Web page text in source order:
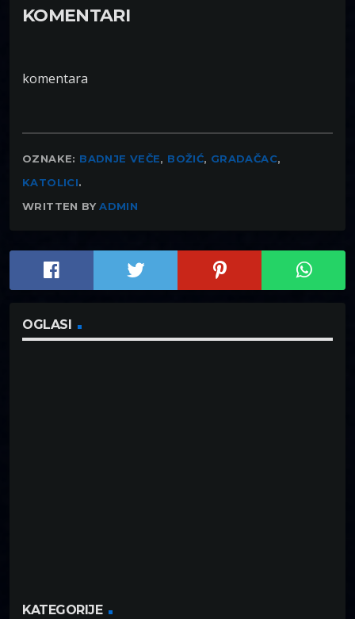
KOMENTARI
komentara
OZNAKE: BADNJE VEČE, BOŽIĆ, GRADAČAC,
KATOLICI.
WRITTEN BYADMIN
OGLASI
KATEGORIJE